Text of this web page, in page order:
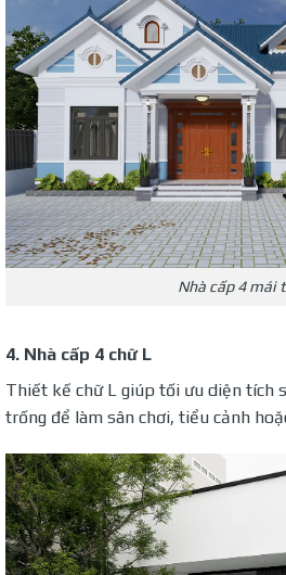
Nhà cấp 4 mái
4. Nhà cấp 4 chữ L
Thiết kế chữ L giúp tối ưu diện tích
trống để làm sân chơi, tiểu cảnh